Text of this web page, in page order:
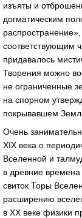
изъяты и
догматическим
соответствующим
придавалось
Творения можно
не ограниченные
на спорном
покрывавшем
Очень
XIX века о
Вселенной и
в древние времена
свиток Торы
расширению
в XX веке физики